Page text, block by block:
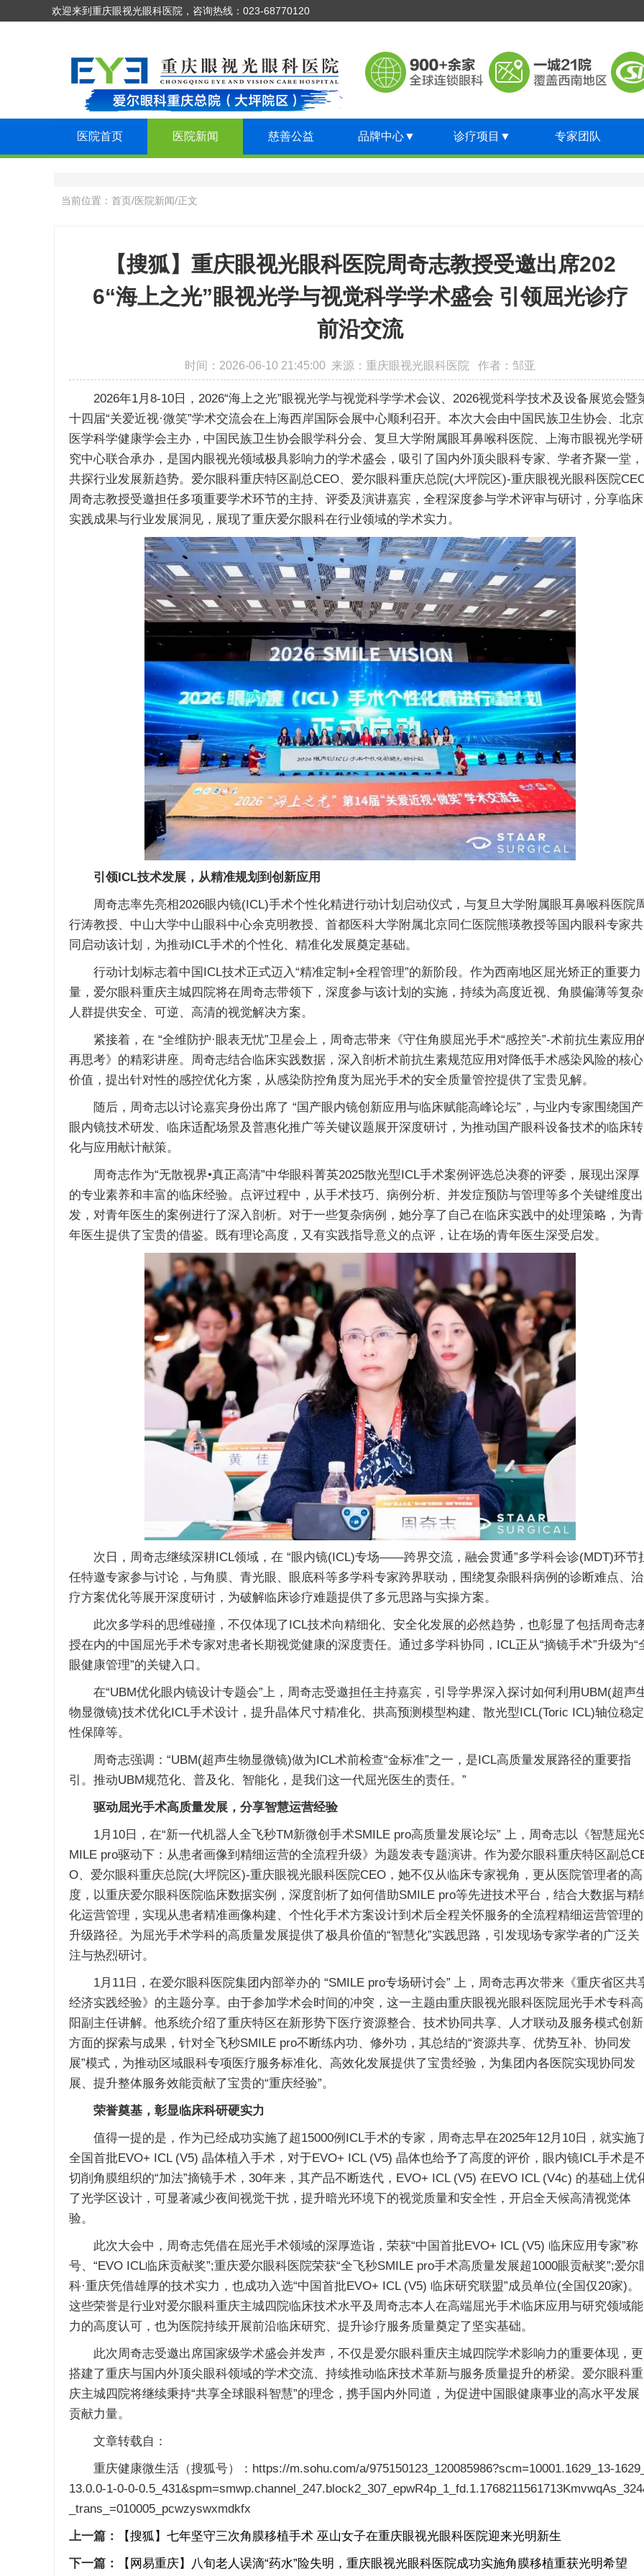
欢迎来到重庆眼视光眼科医院，咨询热线：023-68770120
医院首页 医院新闻 慈善公益 品牌中心▼ 诊疗项目 ▼ 专家团队
当前位置： 首页/医院新闻/正文
【搜狐】重庆眼视光眼科医院周奇志教授受邀出席202
6“海上之光”眼视光学与视觉科学学术盛会 引领屈光诊疗
前沿交流
时间：2026-06-10 21:45:00 来源：重庆眼视光眼科医院 作者：邹亚
2026年1月8-10日，2026“海上之光”眼视光学与视觉科学学术会议、2026视觉科学技术及设备展览会暨
十四届“关爱近视·微笑”学术交流会在上海西岸国际会展中心顺利召开。本次大会由中国民族卫生协会、北京
医学科学健康学会主办，中国民族卫生协会眼学科分会、复旦大学附属眼耳鼻喉科医院、上海市眼视光学研
究中心联合承办，是国内眼视光领域极具影响力的学术盛会，吸引了国内外顶尖眼科专家、学者齐聚一堂，
共探行业发展新趋势。爱尔眼科重庆特区副总CEO、爱尔眼科重庆总院(大坪院区)-重庆眼视光眼科医院
周奇志教授受邀担任多项重要学术环节的主持、评委及演讲嘉宾，全程深度参与学术评审与研讨，分享临床
实践成果与行业发展洞见，展现了重庆爱尔眼科在行业领域的学术实力。
引领ICL技术发展，从精准规划到创新应用
周奇志率先亮相2026眼内镜(ICL)手术个性化精进行动计划启动仪式，与复旦大学附属眼耳鼻喉科医院
行涛教授、中山大学中山眼科中心余克明教授、首都医科大学附属北京同仁医院熊瑛教授等国内眼科专家共
同启动该计划，为推动ICL手术的个性化、精准化发展奠定基础。
行动计划标志着中国ICL技术正式迈入“精准定制+全程管理”的新阶段。作为西南地区屈光矫正的重要力
量，爱尔眼科重庆主城四院将在周奇志带领下，深度参与该计划的实施，持续为高度近视、角膜偏薄等复杂
人群提供安全、可逆、高清的视觉解决方案。
紧接着，在 “全维防护·眼表无忧”卫星会上，周奇志带来《守住角膜屈光手术“感控关”-术前抗生素应用
再思考》的精彩讲座。周奇志结合临床实践数据，深入剖析术前抗生素规范应用对降低手术感染风险的核心
价值，提出针对性的感控优化方案，从感染防控角度为屈光手术的安全质量管控提供了宝贵见解。
随后，周奇志以讨论嘉宾身份出席了 “国产眼内镜创新应用与临床赋能高峰论坛”，与业内专家围绕国产
眼内镜技术研发、临床适配场景及普惠化推广等关键议题展开深度研讨，为推动国产眼科设备技术的临床转
化与应用献计献策。
周奇志作为“无散视界•真正高清”中华眼科菁英2025散光型ICL手术案例评选总决赛的评委，展现出深厚
的专业素养和丰富的临床经验。点评过程中，从手术技巧、病例分析、并发症预防与管理等多个关键维度出
发，对青年医生的案例进行了深入剖析。对于一些复杂病例，她分享了自己在临床实践中的处理策略，为青
年医生提供了宝贵的借鉴。既有理论高度，又有实践指导意义的点评，让在场的青年医生深受启发。
次日，周奇志继续深耕ICL领域，在 “眼内镜(ICL)专场——跨界交流，融会贯通”多学科会诊(MDT)环节
任特邀专家参与讨论，与角膜、青光眼、眼底科等多学科专家跨界联动，围绕复杂眼科病例的诊断难点、治
疗方案优化等展开深度研讨，为破解临床诊疗难题提供了多元思路与实操方案。
此次多学科的思维碰撞，不仅体现了ICL技术向精细化、安全化发展的必然趋势，也彰显了包括周奇志
授在内的中国屈光手术专家对患者长期视觉健康的深度责任。通过多学科协同，ICL正从“摘镜手术”升级为“
眼健康管理”的关键入口。
在“UBM优化眼内镜设计专题会”上，周奇志受邀担任主持嘉宾，引导学界深入探讨如何利用UBM(超声
物显微镜)技术优化ICL手术设计，提升晶体尺寸精准化、拱高预测模型构建、散光型ICL(Toric ICL)轴位稳定
性保障等。
周奇志强调：“UBM(超声生物显微镜)做为ICL术前检查“金标准”之一，是ICL高质量发展路径的重要指
引。推动UBM规范化、普及化、智能化，是我们这一代屈光医生的责任。”
驱动屈光手术高质量发展，分享智慧运营经验
1月10日，在“新一代机器人全飞秒TM新微创手术SMILE pro高质量发展论坛” 上，周奇志以《智慧屈光
MILE pro驱动下：从患者画像到精细运营的全流程升级》为题发表专题演讲。作为爱尔眼科重庆特区副总
O、爱尔眼科重庆总院(大坪院区)-重庆眼视光眼科医院CEO，她不仅从临床专家视角，更从医院管理者的高
度，以重庆爱尔眼科医院临床数据实例，深度剖析了如何借助SMILE pro等先进技术平台，结合大数据与精
化运营管理，实现从患者精准画像构建、个性化手术方案设计到术后全程关怀服务的全流程精细运营管理的
升级路径。为屈光手术学科的高质量发展提供了极具价值的“智慧化”实践思路，引发现场专家学者的广泛关
注与热烈研讨。
1月11日，在爱尔眼科医院集团内部举办的 “SMILE pro专场研讨会” 上，周奇志再次带来《重庆省区共
经济实践经验》的主题分享。由于参加学术会时间的冲突，这一主题由重庆眼视光眼科医院屈光手术专科高
阳副主任讲解。他系统介绍了重庆特区在新形势下医疗资源整合、技术协同共享、人才联动及服务模式创新
方面的探索与成果，针对全飞秒SMILE pro不断练内功、修外功，其总结的“资源共享、优势互补、协同发
展”模式，为推动区域眼科专项医疗服务标准化、高效化发展提供了宝贵经验，为集团内各医院实现协同发
展、提升整体服务效能贡献了宝贵的“重庆经验”。
荣誉奠基，彰显临床科研硬实力
值得一提的是，作为已经成功实施了超15000例ICL手术的专家，周奇志早在2025年12月10日，就实施
全国首批EVO+ ICL (V5) 晶体植入手术，对于EVO+ ICL (V5) 晶体也给予了高度的评价，眼内镜ICL手术是
切削角膜组织的“加法”摘镜手术，30年来，其产品不断迭代，EVO+ ICL (V5) 在EVO ICL (V4c) 的基础上优
了光学区设计，可显著减少夜间视觉干扰，提升暗光环境下的视觉质量和安全性，开启全天候高清视觉体
验。
此次大会中，周奇志凭借在屈光手术领域的深厚造诣，荣获“中国首批EVO+ ICL (V5) 临床应用专家”称
号、“EVO ICL临床贡献奖”;重庆爱尔眼科医院荣获“全飞秒SMILE pro手术高质量发展超1000眼贡献奖”;爱尔
科·重庆凭借雄厚的技术实力，也成功入选“中国首批EVO+ ICL (V5) 临床研究联盟”成员单位(全国仅20家)。
这些荣誉是行业对爱尔眼科重庆主城四院临床技术水平及周奇志本人在高端屈光手术临床应用与研究领域能
力的高度认可，也为医院持续开展前沿临床研究、提升诊疗服务质量奠定了坚实基础。
此次周奇志受邀出席国家级学术盛会并发声，不仅是爱尔眼科重庆主城四院学术影响力的重要体现，更
搭建了重庆与国内外顶尖眼科领域的学术交流、持续推动临床技术革新与服务质量提升的桥梁。爱尔眼科重
庆主城四院将继续秉持“共享全球眼科智慧”的理念，携手国内外同道，为促进中国眼健康事业的高水平发展
贡献力量。
文章转载自：
重庆健康微生活（搜狐号）：https://m.sohu.com/a/975150123_120085986?scm=10001.1629_13-
13.0.0-1-0-0-
_trans_=010005_pcwzyswxmdkfx
上一篇：
【搜狐】七年坚守三次角膜移植手术 巫山女子在重庆眼视光眼科医院迎来光明新生
下一篇：
【网易重庆】八旬老人误滴“药水”险失明，重庆眼视光眼科医院成功实施角膜移植重获光明希望